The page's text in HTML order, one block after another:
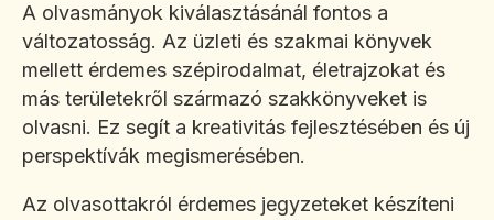
A olvasmányok kiválasztásánál fontos a
változatosság. Az üzleti és szakmai könyvek
mellett érdemes szépirodalmat, életrajzokat és
más területekről származó szakkönyveket is
olvasni. Ez segít a kreativitás fejlesztésében és új
perspektívák megismerésében.
Az olvasottakról érdemes jegyzeteket készíteni